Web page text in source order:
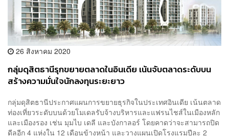
26 สิงหาคม 2020
กลุ่มดุสิตธานีรุกขยายตลาดในอินเดีย เน้นจับตลาดระดับบน
สร้างความมั่นใจนักลงทุนระยะยาว
กลุ่มดุสิตธานีประกาศแผนการขยายธุรกิจในประเทศอินเดีย เน้นตลาด
ท่องเที่ยวระดับบนด้วยโมเดลรับจ้างบริหารและแฟรนไชส์ในเมืองหลัก
และเมืองรอง เช่น มุมไบ เดลี และบังกาลอร์ โดยคาดว่าจะสามารถปิด
ดีลอีก 4 แห่งใน 12 เดือนข้างหน้า และวางแผนเปิดโรงแรมปีละ 2